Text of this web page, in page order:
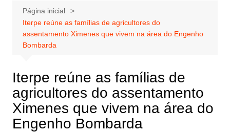
Página inicial
Iterpe reúne as famílias de agricultores do
assentamento Ximenes que vivem na área do Engenho
Bombarda
Iterpe reúne as famílias de
agricultores do assentamento
Ximenes que vivem na área do
Engenho Bombarda